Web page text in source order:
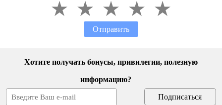
Отправить
Хотите получать бонусы, привилегии, полезную
информацию?